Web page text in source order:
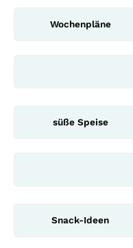
Wochenpläne
süße Speise
Snack-Ideen